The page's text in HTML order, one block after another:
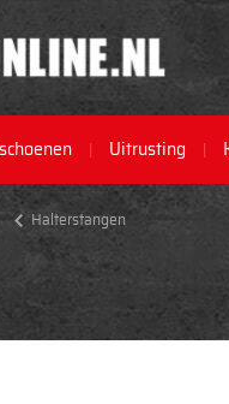
Uitrusting
Halterstangen